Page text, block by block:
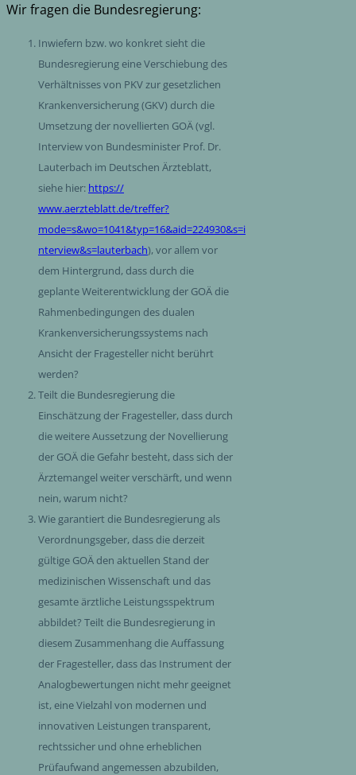
Wir fragen die Bundesregierung:
Inwiefern bzw. wo konkret sieht die
Bundesregierung eine Verschiebung des
Verhältnisses von PKV zur gesetzlichen
Krankenversicherung (GKV) durch die
Umsetzung der novellierten GOÄ (vgl.
Interview von Bundesminister Prof. Dr.
Lauterbach im Deutschen Ärzteblatt,
siehe hier: https://
www.aerzteblatt.de/treffer?
mode=s&wo=1041&typ=16&aid=224930&s=i
nterview&s=lauterbach), vor allem vor
dem Hintergrund, dass durch die
geplante Weiterentwicklung der GOÄ die
Rahmenbedingungen des dualen
Krankenversicherungssystems nach
Ansicht der Fragesteller nicht berührt
werden?
Teilt die Bundesregierung die
Einschätzung der Fragesteller, dass durch
die weitere Aussetzung der Novellierung
der GOÄ die Gefahr besteht, dass sich der
Ärztemangel weiter verschärft, und wenn
nein, warum nicht?
Wie garantiert die Bundesregierung als
Verordnungsgeber, dass die derzeit
gültige GOÄ den aktuellen Stand der
medizinischen Wissenschaft und das
gesamte ärztliche Leistungsspektrum
abbildet? Teilt die Bundesregierung in
diesem Zusammenhang die Auffassung
der Fragesteller, dass das Instrument der
Analogbewertungen nicht mehr geeignet
ist, eine Vielzahl von modernen und
innovativen Leistungen transparent,
rechtssicher und ohne erheblichen
Prüfaufwand angemessen abzubilden,